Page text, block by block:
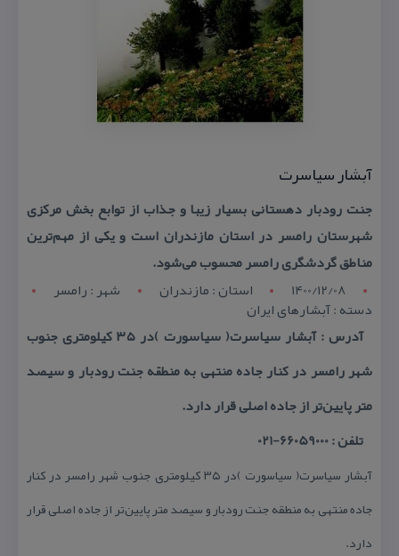
آبشار سیاسرت
جنت رودبار دهستانی بسیار زیبا و جذاب از توابع بخش مركزی
شهرستان رامسر در استان مازندران است و یكی از مهم‌ترین
مناطق گردشگری رامسر محسوب می‌شود.
1400/12/08
استان : مازندران شهر : رامسر
دسته : آبشارهای ایران
آدرس : آبشار سیاسرت( سیاسورت )در ۳۵ كیلومتری جنوب
شهر رامسر در كنار جاده منتهی به منطقه جنت رودبار و سیصد
متر پایین‌تر از جاده اصلی قرار دارد.
تلفن : 66059000-021
آبشار سیاسرت( سیاسورت )در ۳۵ كیلومتری جنوب شهر رامسر در كنار
جاده منتهی به منطقه جنت رودبار و سیصد متر پایین‌تر از جاده اصلی قرار
دارد.